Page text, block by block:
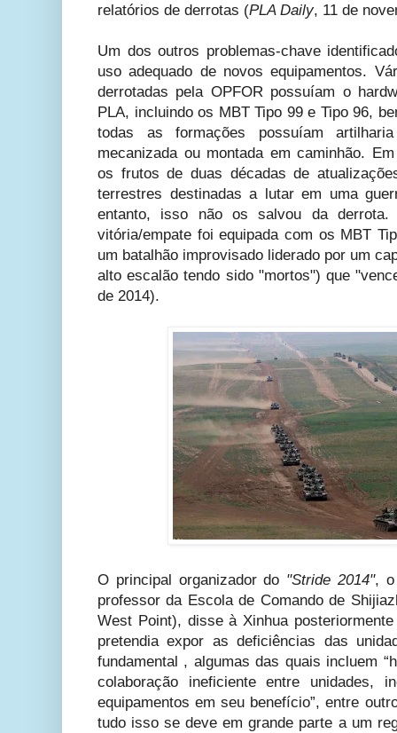
relatórios de derrotas (PLA Daily, 11 de
Um dos outros problemas-chave
uso adequado de novos equipamentos.
derrotadas pela OPFOR possuíam o
PLA, incluindo os MBT Tipo 99 e Tipo 96,
todas as formações possuíam
mecanizada ou montada em caminhão.
os frutos de duas décadas de
terrestres destinadas a lutar em uma
entanto, isso não os salvou da derrota.
vitória/empate foi equipada com os MBT
um batalhão improvisado liderado por um
alto escalão tendo sido "mortos") que
de 2014).
O principal organizador do "Stride 2014", o
professor da Escola de Comando de
West Point), disse à Xinhua
pretendia expor as deficiências das
fundamental , algumas das quais incluem
colaboração ineficiente entre unidades,
equipamentos em seu benefício”, entre
tudo isso se deve em grande parte a um